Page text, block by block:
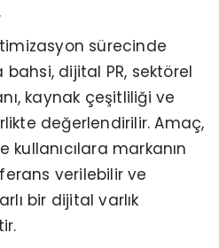
sürecinde
dijital PR, sektörel
kaynak çeşitliliği ve
değerlendirilir. Amaç,
markanın
verilebilir ve
bir dijital varlık